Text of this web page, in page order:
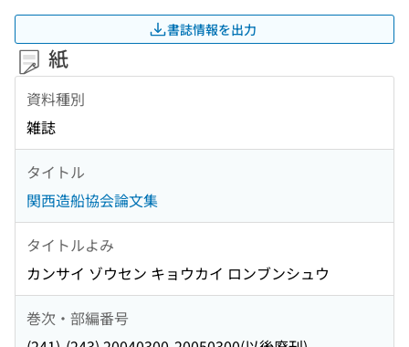
書誌情報を出力
紙
資料種別
雑誌
タイトル
関西造船協会論文集
タイトルよみ
カンサイ ゾウセン キョウカイ ロンブンシュウ
巻次・部編番号